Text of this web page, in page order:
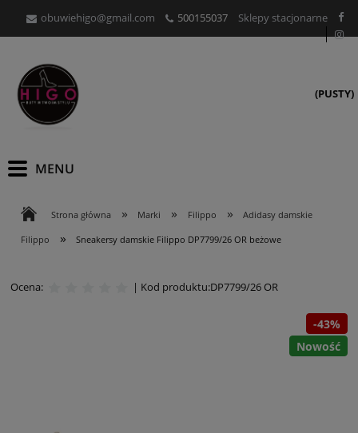
obuwiehigo@gmail.com 500155037 Sklepy stacjonarne
(PUSTY)
Strona główna » Marki » Filippo » Adidasy damskie
Filippo » Sneakersy damskie Filippo DP7799/26 OR beżowe
Ocena: | Kod produktu:DP7799/26 OR
-43%
Nowość